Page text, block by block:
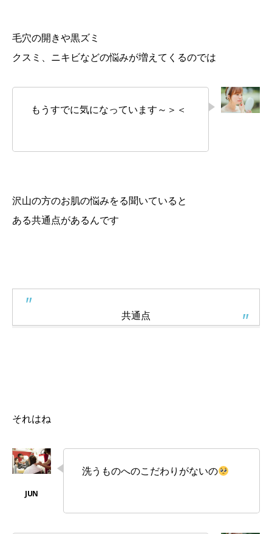
毛穴の開きや黒ズミ
クスミ、ニキビなどの悩みが増えてくるのでは
もうすでに気になっています～＞＜
沢山の方のお肌の悩みをる聞いていると
ある共通点があるんです
共通点
それはね
洗うものへのこだわりがないの